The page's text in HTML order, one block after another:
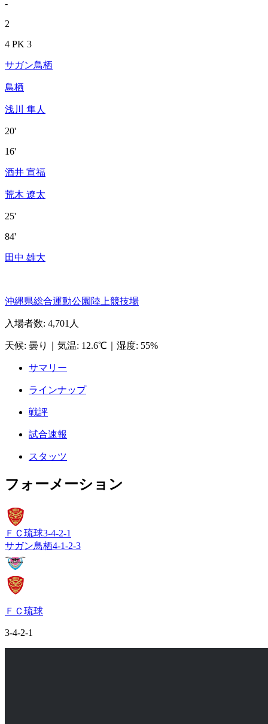
-
2
4 PK 3
サガン鳥栖
鳥栖
浅川 隼人
20'
16'
酒井 宣福
荒木 遼太
25'
84'
田中 雄大
沖縄県総合運動公園陸上競技場
入場者数: 4,701人
天候: 曇り 気温: 12.6℃ 湿度: 55%
サマリー
ラインナップ
戦評
試合速報
スタッツ
フォーメーション
ＦＣ琉球3-4-2-1
サガン鳥栖4-1-2-3
ＦＣ琉球
3-4-2-1